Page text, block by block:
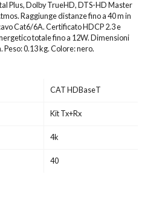
Plus, Dolby TrueHD, DTS-HD Master
Raggiunge distanze fino a 40 m in
Cat6/6A. Certificato HDCP 2.3 e
totale fino a 12W. Dimensioni
Peso: 0.13 kg. Colore: nero.
CAT HDBaseT
Kit Tx+Rx
4k
40